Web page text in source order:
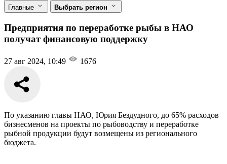
Главные Выбрать регион
Предприятия по переработке рыбы в НАО
получат финансовую поддержку
27 авг 2024, 10:49 1676
По указанию главы НАО, Юрия Бездудного, до 65% расходов
бизнесменов на проекты по рыбоводству и переработке
рыбной продукции будут возмещены из регионального
бюджета.